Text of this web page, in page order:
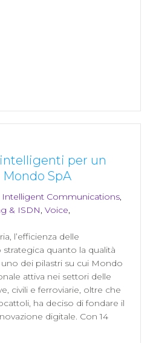
per un
SpA
Intelligent Communications,
& ISDN, Voice,
l’efficienza delle
quanto la qualità
dei pilastri su cui Mondo
attiva nei settori delle
civili e ferroviarie, oltre che
ha deciso di fondare il
digitale. Con 14